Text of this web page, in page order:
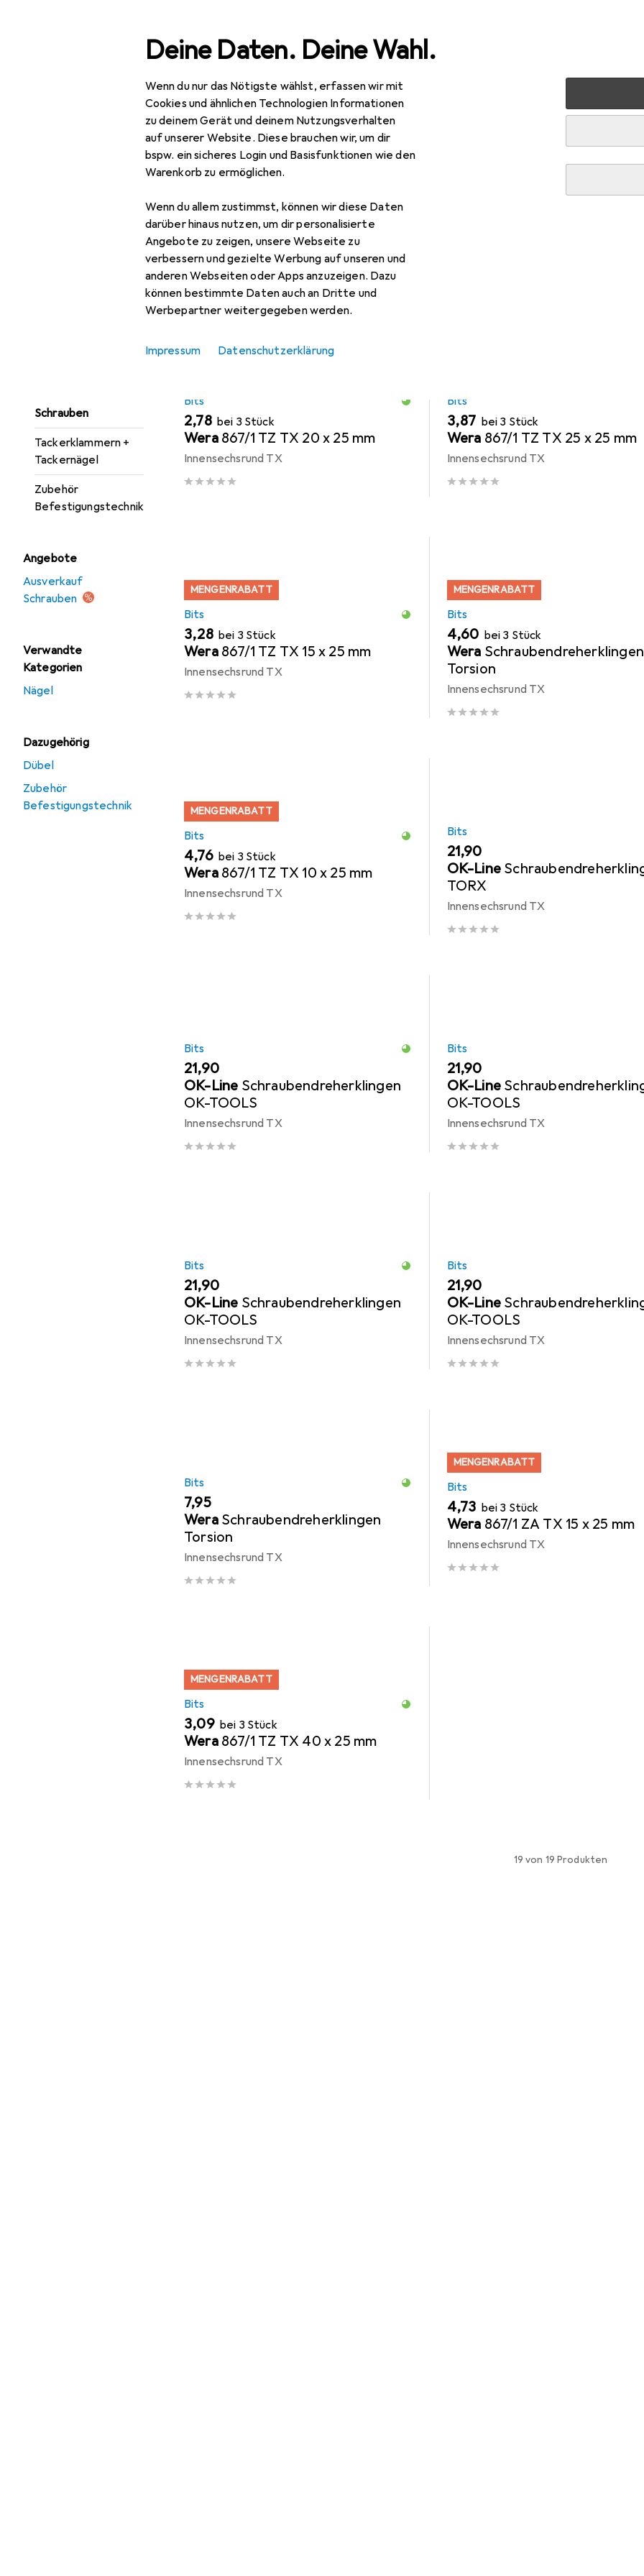
Deine Daten. Deine Wahl.
Wenn du nur das Nötigste wählst, erfassen wir mit
Cookies und ähnlichen Technologien Informationen
zu deinem Gerät und deinem Nutzungsverhalten
auf unserer Website. Diese brauchen wir, um dir
bspw. ein sicheres Login und Basisfunktionen wie den
Warenkorb zu ermöglichen.
Wenn du allem zustimmst, können wir diese Daten
darüber hinaus nutzen, um dir personalisierte
Angebote zu zeigen, unsere Webseite zu
verbessern und gezielte Werbung auf unseren und
anderen Webseiten oder Apps anzuzeigen. Dazu
können bestimmte Daten auch an Dritte und
Werbepartner weitergegeben werden.
Impressum Datenschutzerklärung
Navigation nach Kategorien
Schrauben
Tackerklammern +
Tackernägel
Zubehör
Befestigungstechnik
Angebote
Ausverkauf
Schrauben
Verwandte
Kategorien
Nägel
Dazugehörig
Dübel
Zubehör
Befestigungstechnik
Gesamtsortiment Baumarkt + Garten Bauen + Renovieren
EUR
45,90
ProfixZierleistenschrauben
Zubehör für Profix Zierleistenschrauben
Hier findest du passendes Zubehör zum Produkt Profix Zierleistenschrauben aus der
Sortieren nach:Relevanz
Produktliste
Bits
EUR
2,78 bei 3 Stück
Wera 867/1 TZ TX 20 x 25 mm
Innensechsrund TX
Bits
EUR
3,87 bei 3 Stück
Wera 867/1 TZ TX 25 x 25 mm
Innensechsrund TX
MENGENRABATT
Bits
EUR
3,28 bei 3 Stück
Wera 867/1 TZ TX 15 x 25 mm
Innensechsrund TX
MENGENRABATT
Bits
EUR
4,60 bei 3 Stück
Wera Schraubendreherklingen
Torsion
Innensechsrund TX
MENGENRABATT
Bits
EUR
4,76 bei 3 Stück
Wera 867/1 TZ TX 10 x 25 mm
Innensechsrund TX
Bits
EUR
21,90
OK-Line
TORX
Innensechsrund TX
Bits
EUR
21,90
OK-Line Schraubendreherklingen
OK-TOOLS
Innensechsrund TX
Bits
EUR
21,90
OK-Line
OK-TOOLS
Innensechsrund TX
Bits
EUR
21,90
OK-Line Schraubendreherklingen
OK-TOOLS
Innensechsrund TX
Bits
EUR
21,90
OK-Line
OK-TOOLS
Innensechsrund TX
Bits
EUR
7,95
Wera Schraubendreherklingen
Torsion
Innensechsrund TX
MENGENRABATT
Bits
EUR
4,73 bei 3 Stück
Wera 867/1 ZA TX 15 x 25 mm
Innensechsrund TX
MENGENRABATT
Bits
EUR
3,09 bei 3 Stück
Wera 867/1 TZ TX 40 x 25 mm
Innensechsrund TX
19 von 19 Produkten